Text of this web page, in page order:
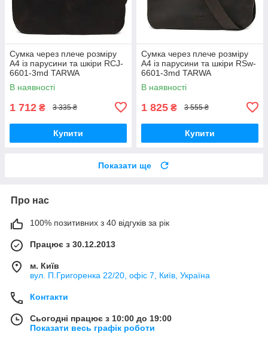
Сумка через плече розміру
А4 із парусини та шкіри RCJ-
6601-3md TARWA
В наявності
1 712 ₴ 3 335 ₴
Купити
Сумка через плече розміру
А4 із парусини та шкіри RSw-
6601-3md TARWA
В наявності
1 825 ₴ 3 555 ₴
Купити
Показати ще
Про нас
100% позитивних з 40 відгуків за рік
Працює з 30.12.2013
м. Київ
вул. П.Григоренка 22/20, офіс 7, Київ, Україна
Контакти
Сьогодні працює з 10:00 до 19:00
Показати весь графік роботи